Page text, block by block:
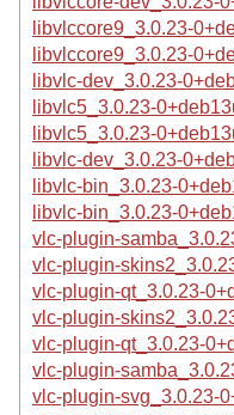
libvlccore9_3.0.23-
libvlccore9_3.0.23-
libvlc-dev_3.0.23-
libvlc5_3.0.23-
libvlc5_3.0.23-
libvlc-dev_3.0.23-
libvlc-bin_3.0.23-
libvlc-bin_3.0.23-
vlc-plugin-
vlc-plugin-
vlc-plugin-qt_3.0.23-
vlc-plugin-
vlc-plugin-qt_3.0.23-
vlc-plugin-
vlc-plugin-svg_3.0.23-